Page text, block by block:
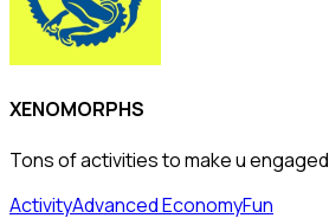
XENOMORPHS
Tons of activities to make u engaged
ActivityAdvanced EconomyFun